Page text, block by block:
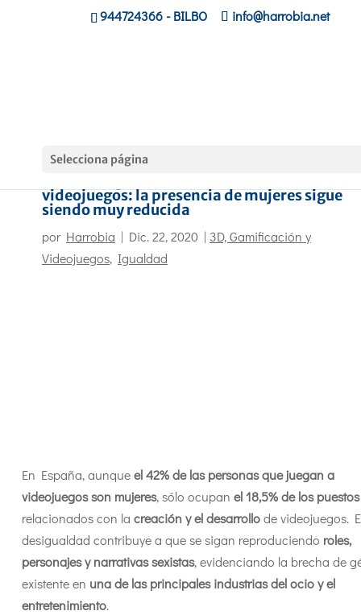
944724366- BILBO info@harrobia.net
Selecciona página
videojuegos: la presencia de mujeres sigue
siendo muy reducida
por Harrobia | Dic. 22, 2020 | 3D, Gamificación y
Videojuegos, Igualdad
En España, aunqueel 42% de las personas que juegan a
videojuegos son mujeres, sólo ocupan el 18,5% de los puestos
relacionados con la creación y el desarrollode videojuegos.
desigualdad contribuye a que se sigan reproduciendo roles,
personajes y narrativas sexistas, evidenciando la brecha de
existente en una de las principales industrias del ocio y el
entretenimiento.